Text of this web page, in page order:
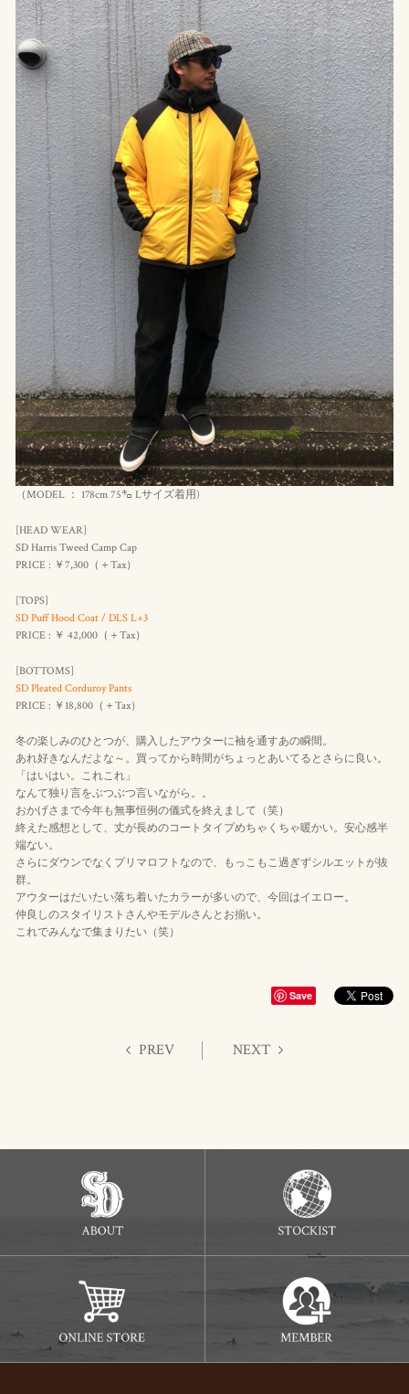
（MODEL ： 178cm 75㌔ Lサイズ着用)
[HEAD WEAR]
SD Harris Tweed Camp Cap
PRICE : ￥7,300（＋Tax）
[TOPS]
SD Puff Hood Coat / DLS L+3
PRICE : ￥ 42,000（＋Tax）
[BOTTOMS]
SD Pleated Corduroy Pants
PRICE : ￥18,800（＋Tax）
冬の楽しみのひとつが、購入したアウターに袖を通すあの瞬間。
あれ好きなんだよな～。買ってから時間がちょっとあいてるとさらに良い。
「はいはい。これこれ」
なんて独り言をぶつぶつ言いながら。。
おかげさまで今年も無事恒例の儀式を終えまして（笑）
終えた感想として、丈が長めのコートタイプめちゃくちゃ暖かい。安心感半
端ない。
さらにダウンでなくプリマロフトなので、もっこもこ過ぎずシルエットが抜
群。
アウターはだいたい落ち着いたカラーが多いので、今回はイエロー。
仲良しのスタイリストさんやモデルさんとお揃い。
これでみんなで集まりたい（笑）
Save
PREV NEXT